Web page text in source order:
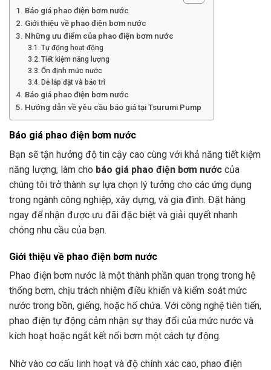
Báo giá phao điện bơm nước
Giới thiệu về phao điện bơm nước
Những ưu điểm của phao điện bơm nước
Tự động hoạt động
Tiết kiệm năng lượng
Ổn định mức nước
Dễ lắp đặt và bảo trì
Báo giá phao điện bơm nước
Hướng dẫn về yêu cầu báo giá tại Tsurumi Pump
Báo giá phao điện bơm nước
Bạn sẽ tận hưởng độ tin cậy cao cùng với khả năng tiết kiệm
năng lượng, làm cho báo giá phao điện bơm nước của
chúng tôi trở thành sự lựa chọn lý tưởng cho các ứng dụng
trong ngành công nghiệp, xây dựng, và gia đình. Đặt hàng
ngay để nhận được ưu đãi đặc biệt và giải quyết nhanh
chóng nhu cầu của bạn.
Giới thiệu về phao điện bơm nước
Phao điện bơm nước là một thành phần quan trọng trong hệ
thống bơm, chịu trách nhiệm điều khiển và kiểm soát mức
nước trong bồn, giếng, hoặc hố chứa. Với công nghệ tiên tiến,
phao điện tự động cảm nhận sự thay đổi của mức nước và
kích hoạt hoặc ngắt kết nối bơm một cách tự động.
Nhờ vào cơ cấu linh hoạt và độ chính xác cao, phao điện